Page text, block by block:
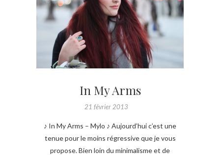
In My Arms
21 février 2013
♪ In My Arms – Mylo ♪ Aujourd’hui c’est une
tenue pour le moins régressive que je vous
propose. Bien loin du minimalisme et de